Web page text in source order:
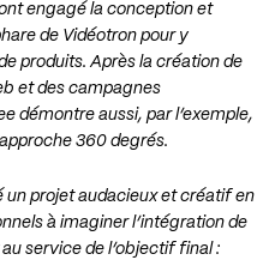
engagé la conception et
de Vidéotron pour y
produits. Après la création de
et des campagnes
démontre aussi, par l’exemple,
360 degrés.
projet audacieux et créatif en
à imaginer l’intégration de
service de l’objectif final :